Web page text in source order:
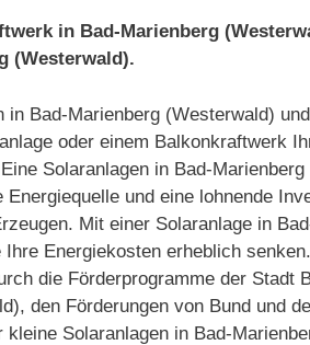
in Bad-Marienberg
(Westerwald).
in Bad-Marienberg (Westerwald)
oder einem Balkonkraftwerk
Solaranlagen in Bad-
Energiequelle und eine lohnende
Mit einer Solaranlage in
Ihre Energiekosten erheblich
die Förderprogramme der Stadt
den Förderungen von Bund und
kleine Solaranlagen in Bad-